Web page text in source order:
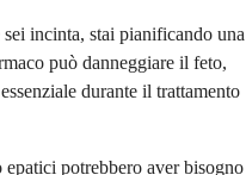
incinta, stai pianificando una
può danneggiare il feto,
durante il trattamento
potrebbero aver bisogno